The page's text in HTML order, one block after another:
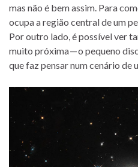
mas não é bem assim. Para
ocupa a região central de um
Por outro lado, é possível ver
muito próxima — o pequeno
que faz pensar num cenário de